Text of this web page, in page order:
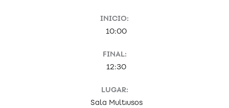
INICIO:
10:00
FINAL:
12:30
LUGAR:
Sala Multiusos